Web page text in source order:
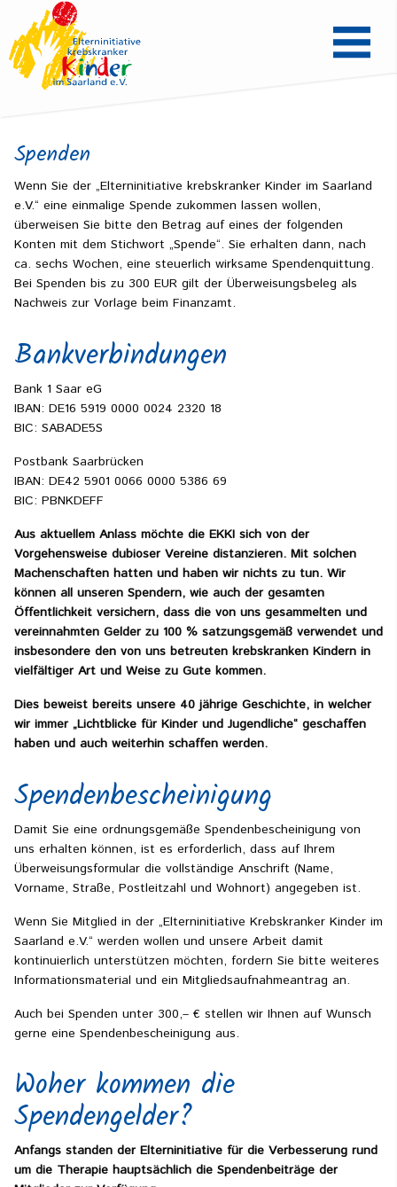
Spenden
Wenn Sie der „Elterninitiative krebskranker Kinder im Saarland
e.V.“ eine einmalige Spende zukommen lassen wollen,
überweisen Sie bitte den Betrag auf eines der folgenden
Konten mit dem Stichwort „Spende“. Sie erhalten dann, nach
ca. sechs Wochen, eine steuerlich wirksame Spendenquittung.
Bei Spenden bis zu 300 EUR gilt der Überweisungsbeleg als
Nachweis zur Vorlage beim Finanzamt.
Bankverbindungen
Bank 1 Saar eG
IBAN: DE16 5919 0000 0024 2320 18
BIC: SABADE5S
Postbank Saarbrücken
IBAN: DE42 5901 0066 0000 5386 69
BIC: PBNKDEFF
Aus aktuellem Anlass möchte die EKKI sich von der
Vorgehensweise dubioser Vereine distanzieren. Mit solchen
Machenschaften hatten und haben wir nichts zu tun. Wir
können all unseren Spendern, wie auch der gesamten
Öffentlichkeit versichern, dass die von uns gesammelten und
vereinnahmten Gelder zu 100 % satzungsgemäß verwendet und
insbesondere den von uns betreuten krebskranken Kindern in
vielfältiger Art und Weise zu Gute kommen.
Dies beweist bereits unsere 40 jährige Geschichte, in welcher
wir immer „Lichtblicke für Kinder und Jugendliche“ geschaffen
haben und auch weiterhin schaffen werden.
Spendenbescheinigung
Damit Sie eine ordnungsgemäße Spendenbescheinigung von
uns erhalten können, ist es erforderlich, dass auf Ihrem
Überweisungsformular die vollständige Anschrift (Name,
Vorname, Straße, Postleitzahl und Wohnort) angegeben ist.
Wenn Sie Mitglied in der „Elterninitiative Krebskranker Kinder im
Saarland e.V.“ werden wollen und unsere Arbeit damit
kontinuierlich unterstützen möchten, fordern Sie bitte weiteres
Informationsmaterial und ein Mitgliedsaufnahmeantrag an.
Auch bei Spenden unter 300,– € stellen wir Ihnen auf Wunsch
gerne eine Spendenbescheinigung aus.
Woher kommen die
Spendengelder?
Anfangs standen der Elterninitiative für die Verbesserung rund
um die Therapie hauptsächlich die Spendenbeiträge der